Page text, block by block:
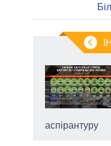
аспірантуру